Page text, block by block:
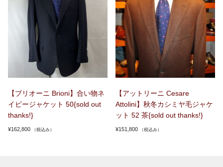
【ブリオーニ Brioni】合い物ネ
イビージャケット 50{sold out
thanks!}
¥162,800 （税込み）
【アットリーニ Cesare
Attolini】秋冬カシミヤ毛ジャケ
ット 52 茶{sold out thanks!}
¥151,800 （税込み）